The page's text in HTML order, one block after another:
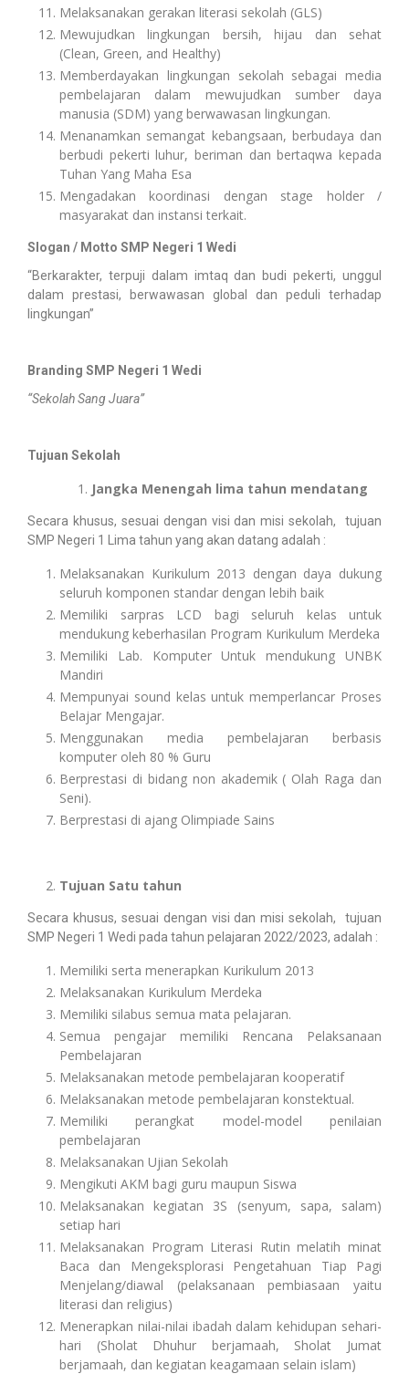
Melaksanakan gerakan literasi sekolah (GLS)
Mewujudkan lingkungan bersih, hijau dan sehat
(Clean, Green, and Healthy)
Memberdayakan lingkungan sekolah sebagai media
pembelajaran dalam mewujudkan sumber daya
manusia (SDM) yang berwawasan lingkungan.
Menanamkan semangat kebangsaan, berbudaya dan
berbudi pekerti luhur, beriman dan bertaqwa kepada
Tuhan Yang Maha Esa
Mengadakan koordinasi dengan stage holder /
masyarakat dan instansi terkait.
Slogan / Motto SMP Negeri 1 Wedi
“Berkarakter, terpuji dalam imtaq dan budi pekerti, unggul
dalam prestasi, berwawasan global dan peduli terhadap
lingkungan”
Branding SMP Negeri 1 Wedi
“Sekolah Sang Juara”
Tujuan Sekolah
Jangka Menengah lima tahun mendatang
Secara khusus, sesuai dengan visi dan misi sekolah, tujuan
SMP Negeri 1 Lima tahun yang akan datang adalah :
Melaksanakan Kurikulum 2013 dengan daya dukung
seluruh komponen standar dengan lebih baik
Memiliki sarpras LCD bagi seluruh kelas untuk
mendukung keberhasilan Program Kurikulum Merdeka
Memiliki Lab. Komputer Untuk mendukung UNBK
Mandiri
Mempunyai sound kelas untuk memperlancar Proses
Belajar Mengajar.
Menggunakan media pembelajaran berbasis
komputer oleh 80 % Guru
Berprestasi di bidang non akademik ( Olah Raga dan
Seni).
Berprestasi di ajang Olimpiade Sains
Tujuan Satu tahun
Secara khusus, sesuai dengan visi dan misi sekolah, tujuan
SMP Negeri 1 Wedi pada tahun pelajaran 2022/2023, adalah :
Memiliki serta menerapkan Kurikulum 2013
Melaksanakan Kurikulum Merdeka
Memiliki silabus semua mata pelajaran.
Semua pengajar memiliki Rencana Pelaksanaan
Pembelajaran
Melaksanakan metode pembelajaran kooperatif
Melaksanakan metode pembelajaran konstektual.
Memiliki perangkat model-model penilaian
pembelajaran
Melaksanakan Ujian Sekolah
Mengikuti AKM bagi guru maupun Siswa
Melaksanakan kegiatan 3S (senyum, sapa, salam)
setiap hari
Melaksanakan Program Literasi Rutin melatih minat
Baca dan Mengeksplorasi Pengetahuan Tiap Pagi
Menjelang/diawal (pelaksanaan pembiasaan yaitu
literasi dan religius)
Menerapkan nilai-nilai ibadah dalam kehidupan sehari-
hari (Sholat Dhuhur berjamaah, Sholat Jumat
berjamaah, dan kegiatan keagamaan selain islam)